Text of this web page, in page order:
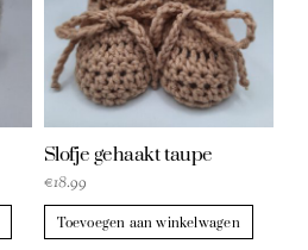
Slofje gehaakt taupe
€18.99
Toevoegen aan winkelwagen